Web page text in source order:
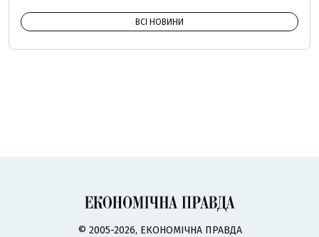
ВСІ НОВИНИ
© 2005-2026, ЕКОНОМІЧНА ПРАВДА